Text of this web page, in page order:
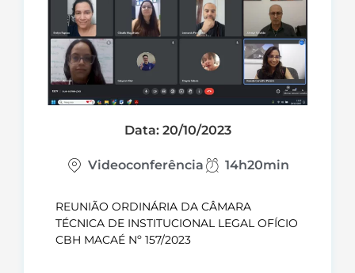
Data: 20/10/2023
Videoconferência 14h20min
REUNIÃO ORDINÁRIA DA CÂMARA
TÉCNICA DE INSTITUCIONAL LEGAL OFÍCIO
CBH MACAÉ Nº 157/2023